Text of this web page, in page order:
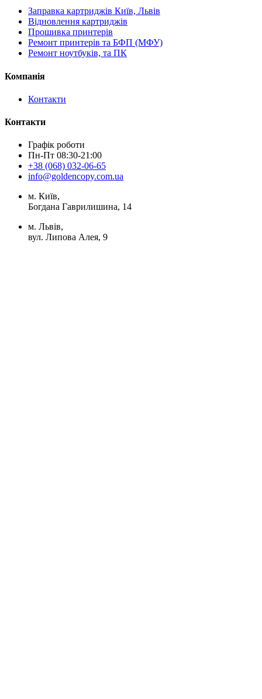
Заправка картриджів Київ, Львів
Відновлення картриджів
Прошивка принтерів
Ремонт принтерів та БФП (МФУ)
Ремонт ноутбуків, та ПК
Компанія
Контакти
Контакти
Графік роботи
Пн-Пт 08:30-21:00
+38 (068) 032-06-65
info@goldencopy.com.ua
м. Київ,
Богдана Гаврилишина, 14
м. Львів,
вул. Липова Алея, 9